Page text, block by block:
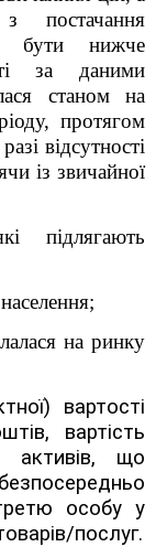
постачання
бути нижче
за даними
станом на
протягом
відсутності
із звичайної
підлягають
на ринку
вартості
вартість
активів, що
особу у
послуг.